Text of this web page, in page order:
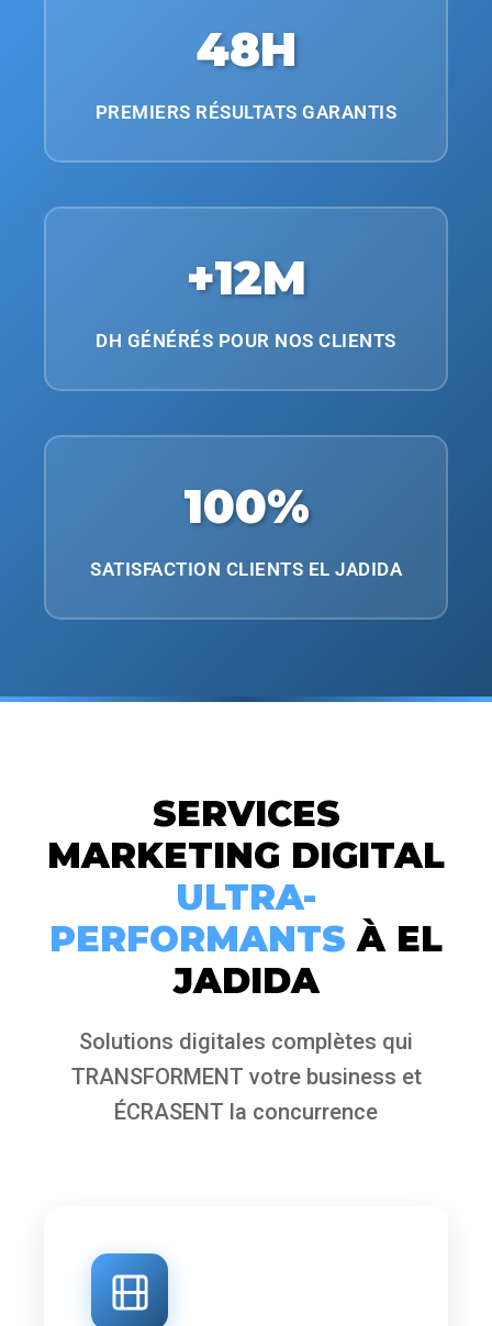
48H
PREMIERS RÉSULTATS GARANTIS
+12M
DH GÉNÉRÉS POUR NOS CLIENTS
100%
SATISFACTION CLIENTS EL JADIDA
SERVICES
MARKETING DIGITAL
ULTRA-
PERFORMANTS À EL
JADIDA
Solutions digitales complètes qui
TRANSFORMENT votre business et
ÉCRASENT la concurrence